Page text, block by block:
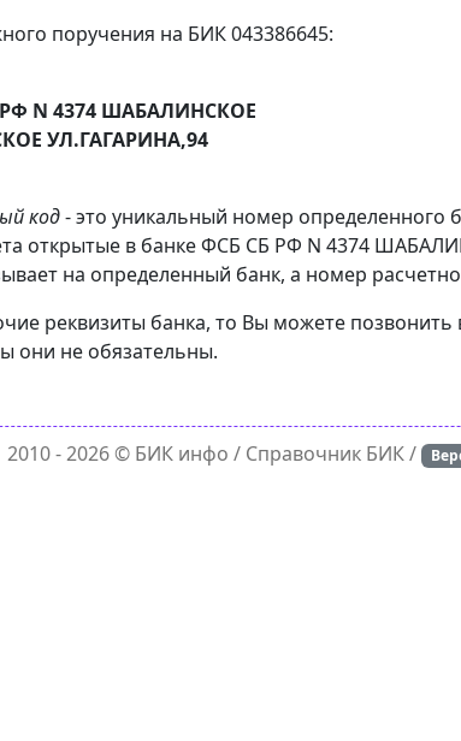
поручения на БИК 043386645:
N 4374 ШАБАЛИНСКОЕ
УЛ.ГАГАРИНА,94
код- это уникальный номер определенного
открытые в банке ФСБ СБ РФ N 4374
на определенный банк, а номер
реквизиты банка, то Вы можете
они не обязательны.
2010 - 2026 © БИК инфо / Справочник БИК /